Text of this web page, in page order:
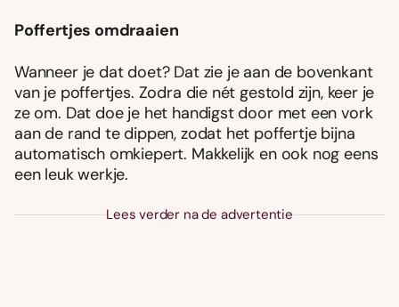
Poffertjes omdraaien
Wanneer je dat doet? Dat zie je aan de bovenkant
van je poffertjes. Zodra die nét gestold zijn, keer je
ze om. Dat doe je het handigst door met een vork
aan de rand te dippen, zodat het poffertje bijna
automatisch omkiepert. Makkelijk en ook nog eens
een leuk werkje.
Lees verder na de advertentie